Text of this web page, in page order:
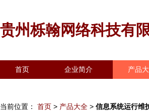
贵州栎翰网络科技有
首页 企业简介 产品
当前位置： 首页 > 产品大全 > 信息系统运行维